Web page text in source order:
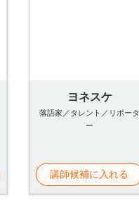
ヨネスケ
落語家／タレント／リポータ
ー
講師候補に入れる